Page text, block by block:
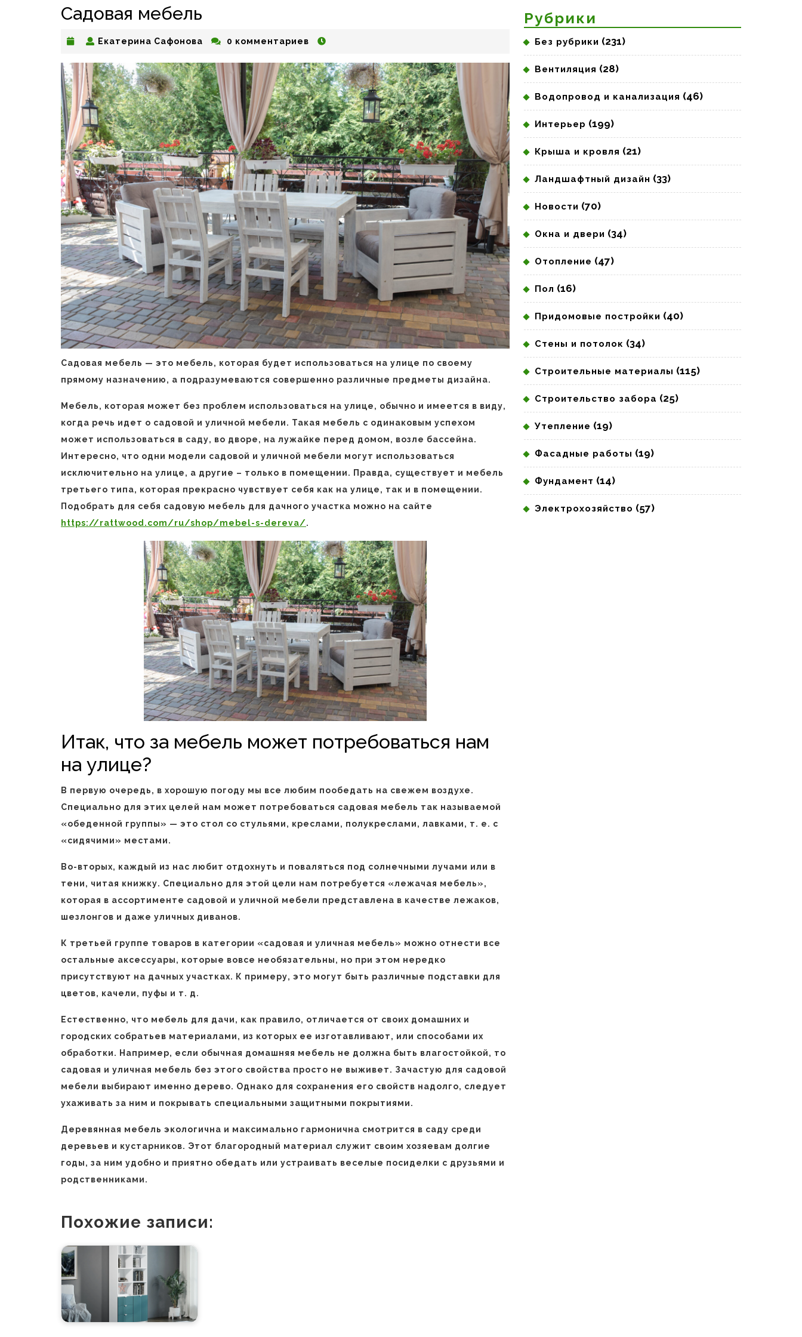
Садовая мебель
Екатерина Сафонова Екатерина
0 комментариев
Садовая мебель — это мебель, которая будет использоваться на улице по своему
прямому назначению, а подразумеваются совершенно различные предметы дизайна.
Мебель, которая может без проблем использоваться на улице, обычно и имеется в виду,
когда речь идет о садовой и уличной мебели. Такая мебель с одинаковым успехом
может использоваться в саду, во дворе, на лужайке перед домом, возле бассейна.
Интересно, что одни модели садовой и уличной мебели могут использоваться
исключительно на улице, а другие – только в помещении. Правда, существует и мебель
третьего типа, которая прекрасно чувствует себя как на улице, так и в помещении.
Подобрать для себя садовую мебель для дачного участка можно на сайте
https://rattwood.com/ru/shop/mebel-s-dereva/.
Итак, что за мебель может потребоваться нам
на улице?
В первую очередь, в хорошую погоду мы все любим пообедать на свежем воздухе.
Специально для этих целей нам может потребоваться садовая мебель так называемой
«обеденной группы» — это стол со стульями, креслами, полукреслами, лавками, т. е. с
«сидячими» местами.
Во-вторых, каждый из нас любит отдохнуть и поваляться под солнечными лучами или в
тени, читая книжку. Специально для этой цели нам потребуется «лежачая мебель»,
которая в ассортименте садовой и уличной мебели представлена в качестве лежаков,
шезлонгов и даже уличных диванов.
К третьей группе товаров в категории «садовая и уличная мебель» можно отнести все
остальные аксессуары, которые вовсе необязательны, но при этом нередко
присутствуют на дачных участках. К примеру, это могут быть различные подставки для
цветов, качели, пуфы и т. д.
Естественно, что мебель для дачи, как правило, отличается от своих домашних и
городских собратьев материалами, из которых ее изготавливают, или способами их
обработки. Например, если обычная домашняя мебель не должна быть влагостойкой, то
садовая и уличная мебель без этого свойства просто не выживет. Зачастую для садовой
мебели выбирают именно дерево. Однако для сохранения его свойств надолго, следует
ухаживать за ним и покрывать специальными защитными покрытиями.
Деревянная мебель экологична и максимально гармонична смотрится в саду среди
деревьев и кустарников. Этот благородный материал служит своим хозяевам долгие
годы, за ним удобно и приятно обедать или устраивать веселые посиделки с друзьями и
родственниками.
Похожие записи:
Рубрики
Без рубрики (231)
Вентиляция (28)
Водопровод и канализация (46)
Интерьер (199)
Крыша и кровля (21)
Ландшафтный дизайн (33)
Новости (70)
Окна и двери (34)
Отопление (47)
Пол (16)
Придомовые постройки (40)
Стены и потолок (34)
Строительные материалы (115)
Строительство забора (25)
Утепление (19)
Фасадные работы (19)
Фундамент (14)
Электрохозяйство (57)